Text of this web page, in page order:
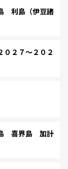
利島（伊豆諸
２７～２０２
喜界島 加計